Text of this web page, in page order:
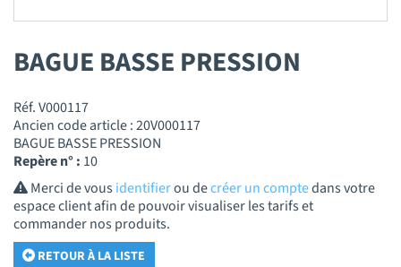
BAGUE BASSE PRESSION
Réf. V000117
Ancien code article : 20V000117
BAGUE BASSE PRESSION
Repère n° : 10
Merci de vousidentifierou decréer un comptedans votre
espace client afin de pouvoir visualiser les tarifs et
commander nos produits.
RETOUR À LA LISTE